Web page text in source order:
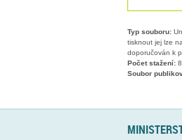
Typ souboru:
tisknout jej lze
doporučován k
Počet stažení:
Soubor